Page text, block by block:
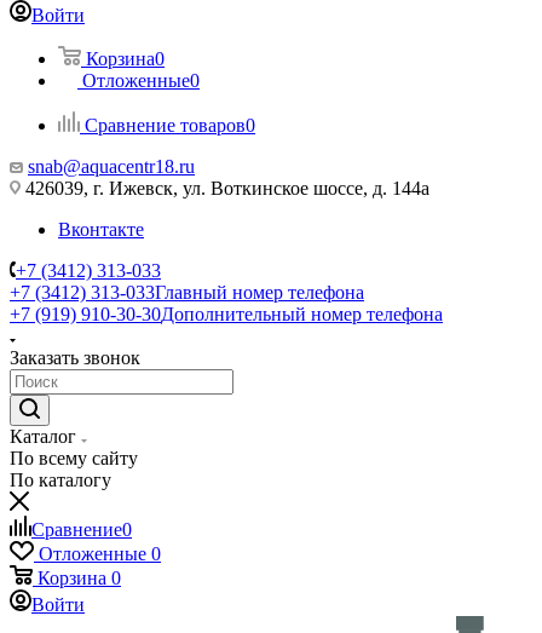
Войти
Корзина0
Отложенные0
Сравнение товаров0
snab@aquacentr18.ru
426039, г. Ижевск, ул. Воткинское шоссе, д. 144а
Вконтакте
+7 (3412) 313-033
+7 (3412) 313-033Главный номер телефона
+7 (919) 910-30-30Дополнительный номер телефона
Заказать звонок
Каталог
По всему сайту
По каталогу
Сравнение0
Отложенные 0
Корзина 0
Войти